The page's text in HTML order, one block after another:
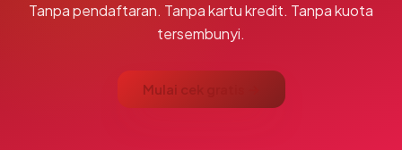
Tanpa pendaftaran. Tanpa kartu kredit. Tanpa kuota
tersembunyi.
Mulai cek gratis →